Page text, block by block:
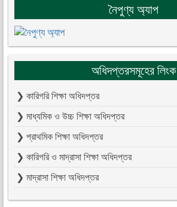
নৈপুণ্য অ্যাপ
অধিদপ্তরসমূহের লিংক
❯ কারিগরি শিক্ষা অধিদপ্তর
❯ মাধ্যমিক ও উচ্চ শিক্ষা অধিদপ্তর
❯ প্রাথমিক শিক্ষা অধিদপ্তর
❯ কারিগরি ও মাদ্রাসা শিক্ষা অধিদপ্তর
❯ মাদ্রাসা শিক্ষা অধিদপ্তর